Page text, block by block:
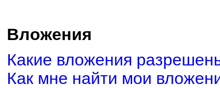
Вложения
Какие вложения
Как мне найти мои